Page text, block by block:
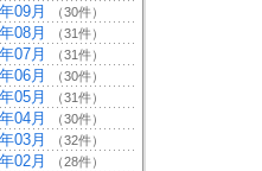
09月 （30件）
08月 （31件）
07月 （31件）
06月 （30件）
05月 （31件）
04月 （30件）
03月 （32件）
02月 （28件）